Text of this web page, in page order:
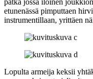
etunenässä pimputtaen
instrumentillaan, yrittäen
Lopulta armeija keksii